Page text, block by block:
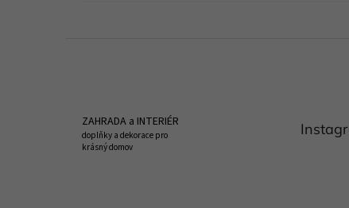
ZAHRADA a INTERIÉR
doplňky a dekorace pro
krásný domov